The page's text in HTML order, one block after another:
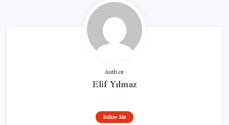
Author
Elif Yılmaz
Follow Me